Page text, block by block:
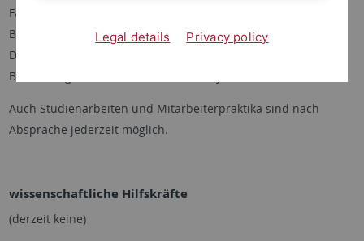
Fachrichtungen Chemie, Physik, Biochemie, Biologie,
Biotechnologie oder Informatik als Postdocs, Doktoranden,
Diplomanden und wissenschaftliche Hilfskräfte. Formlose
Bewerbungen von Interessenten sind jederzeit willkommen.
Auch Studienarbeiten und Mitarbeiterpraktika sind nach
Absprache jederzeit möglich.
wissenschaftliche Hilfskräfte
(derzeit keine)
Legal details Privacy policy